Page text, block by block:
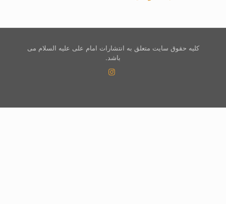
کلیه حقوق سایت متعلق به انتشارات امام علی علیه السلام می
باشد.